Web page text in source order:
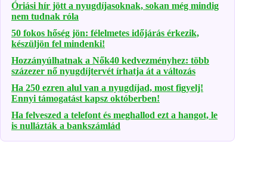
Óriási hír jött a nyugdíjasoknak, sokan még mindig
nem tudnak róla
50 fokos hőség jön: félelmetes időjárás érkezik,
készüljön fel mindenki!
Hozzányúlhatnak a Nők40 kedvezményhez: több
százezer nő nyugdíjtervét írhatja át a változás
Ha 250 ezren alul van a nyugdíjad, most figyelj!
Ennyi támogatást kapsz októberben!
Ha felveszed a telefont és meghallod ezt a hangot, le
is nullázták a bankszámlád